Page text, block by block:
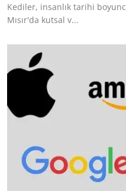
Kediler, insanlık tarihi
Mısır'da kutsal v...